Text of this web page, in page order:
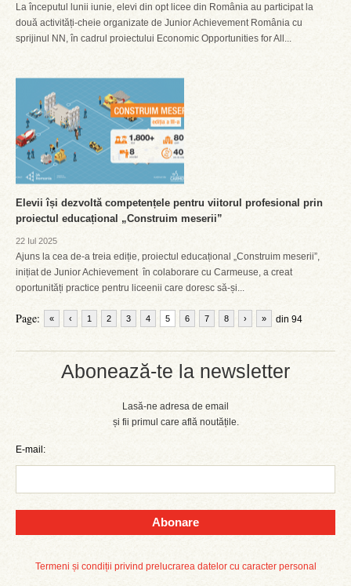
Abonează-te la newsletter
Lasă-ne adresa de email
și fii primul care află noutățile.
E-mail:
Abonare
Termeni și condiții privind prelucrarea datelor cu caracter personal
La începutul lunii iunie, elevi din opt licee din România au participat la
două activități-cheie organizate de Junior Achievement România cu
sprijinul NN, în cadrul proiectului Economic Opportunities for All...
Elevii își dezvoltă competențele pentru viitorul profesional prin
proiectul educațional „Construim meserii”
22 Iul 2025
Ajuns la cea de-a treia ediție, proiectul educațional „Construim meserii”,
inițiat de Junior Achievement în colaborare cu Carmeuse, a creat
oportunități practice pentru liceenii care doresc să-și...
Page: « ‹ 1 2 3 4 5 6 7 8 din 94
› »